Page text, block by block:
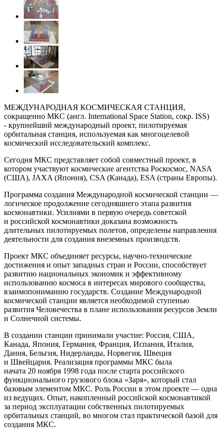
МЕЖДУНАРОДНАЯ КОСМИЧЕСКАЯ СТАНЦИЯ,
сокращенно МКС (англ. International Space Station, сокр. ISS)
- крупнейший международный проект, пилотируемая
орбитальная станция, используемая как многоцелевой
космический исследовательский комплекс.
Сегодня МКС представляет собой совместный проект, в
котором участвуют космические агентства Роскосмос, NASA
(США), JAXA (Япония), CSA (Канада), ESA (страны Европы).
Программа создания Международной космической станции —
логическое продолжение сегодняшнего этапа развития
космонавтики. Усилиями в первую очередь советской
и российской космонавтики доказана возможность
длительных пилотируемых полетов, определены направления
деятельности для создания внеземных производств.
Проект МКС объединяет ресурсы, научно-технические
достижения и опыт западных стран и России, способствует
развитию национальных экономик и эффективному
использованию космоса в интересах мирового сообщества,
взаимопониманию государств. Создание Международной
космической станции является необходимой ступенью
развития Человечества в плане использования ресурсов Земли
и Солнечной системы.
В создании станции принимали участие: Россия, США,
Канада, Япония, Германия, Франция, Испания, Италия,
Дания, Бельгия, Нидерланды, Норвегия, Швеция
и Швейцария. Реализация программы МКС была
начата 20 ноября 1998 года после старта российского
функционального грузового блока «Заря», который стал
базовым элементом МКС. Роль России в этом проекте — одна
из ведущих. Опыт, накопленный российской космонавтикой
за период эксплуатации собственных пилотируемых
орбитальных станций, во многом стал практической базой для
создания МКС.